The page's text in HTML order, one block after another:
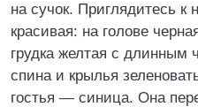
на сучок. Приглядитесь
красивая: на голове
грудка желтая с длинным
спина и крылья
гостья — синица. Она